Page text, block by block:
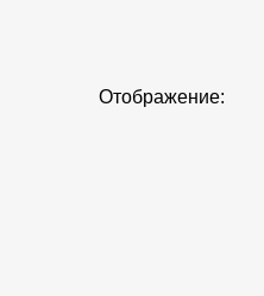
Отображение: